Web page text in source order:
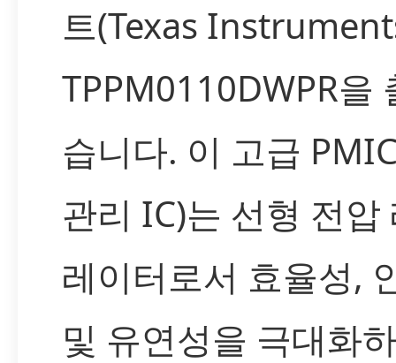
트(Texas
TPPM0110DWPR을
습니다. 이 고급
관리 IC)는 선형 전압
레이터로서 효율성,
및 유연성을 극대화